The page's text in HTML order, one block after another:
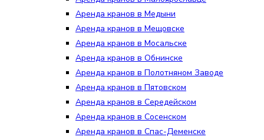
Аренда кранов в Медыни
Аренда кранов в Мещовске
Аренда кранов в Мосальске
Аренда кранов в Обнинске
Аренда кранов в Полотняном Заводе
Аренда кранов в Пятовском
Аренда кранов в Середейском
Аренда кранов в Сосенском
Аренда кранов в Спас-Деменске